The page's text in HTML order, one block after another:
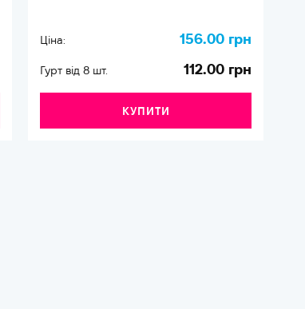
Ціна: 156.00 грн
Гурт від 8 шт. 112.00 грн
КУПИТИ